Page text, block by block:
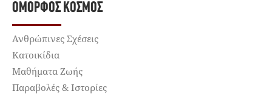
ΌΜΟΡΦΟΣ ΚΌΣΜΟΣ
Ανθρώπινες Σχέσεις
Κατοικίδια
Μαθήματα Ζωής
Παραβολές & Ιστορίες